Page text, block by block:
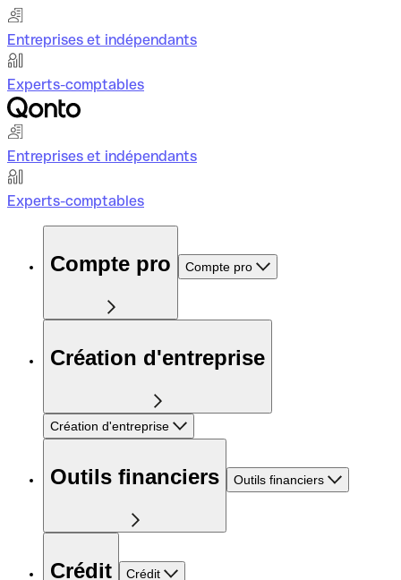
Entreprises et indépendants
Experts-comptables
Entreprises et indépendants
Experts-comptables
Compte pro Compte pro
Création d'entreprise
Création d'entreprise
Outils financiers Outils financiers
Crédit Crédit